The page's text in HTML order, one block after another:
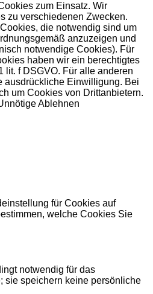
zum Einsatz. Wir
zu verschiedenen Zwecken.
die notwendig sind um
anzuzeigen und
notwendige Cookies). Für
haben wir ein berechtigtes
lit. f DSGVO. Für alle anderen
ausdrückliche Einwilligung. Bei
um Cookies von Drittanbietern.
Ablehnen
für Cookies auf
welche Cookies Sie
notwendig für das
sie speichern keine persönliche